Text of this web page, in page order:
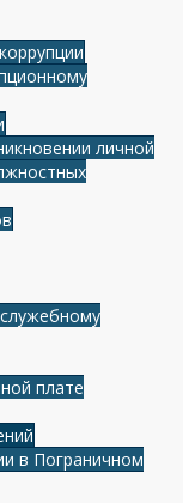
личной
плате
в Пограничном